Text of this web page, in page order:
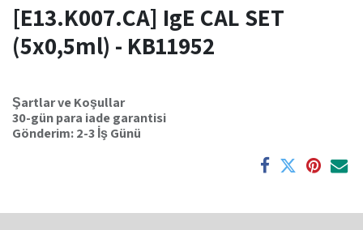
[E13.K007.CA] IgE CAL SET
(5x0,5ml) - KB11952
Şartlar ve Koşullar
30-gün para iade garantisi
Gönderim: 2-3 İş Günü